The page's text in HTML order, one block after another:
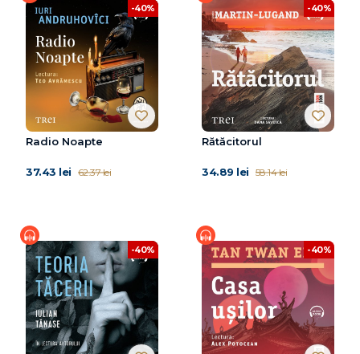
-40%
Radio Noapte
37.43 lei 62.37 lei
-40%
Rătăcitorul
34.89 lei 58.14 lei
-40% -40%